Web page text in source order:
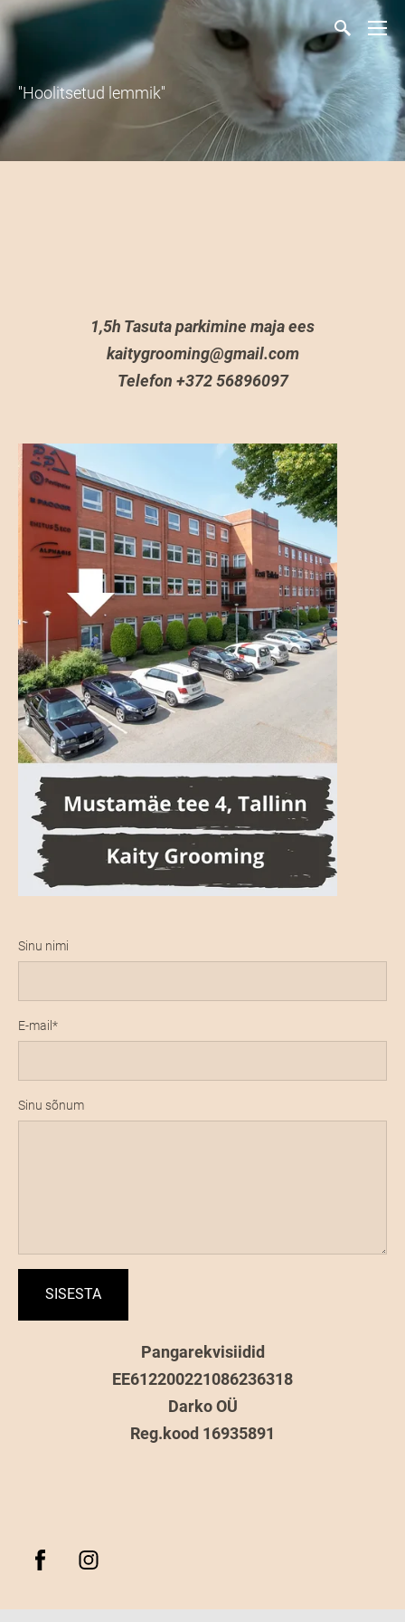
''Hoolitsetud lemmik''
1,5h Tasuta parkimine maja ees
kaitygrooming@gmail.com
Telefon +372 56896097
Sinu nimi
E-mail
Sinu sõnum
Pangarekvisiidid
EE612200221086236318
Darko OÜ
Reg.kood 16935891